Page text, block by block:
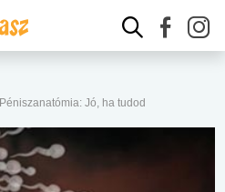
Péniszanatómia: Jó, ha tudod